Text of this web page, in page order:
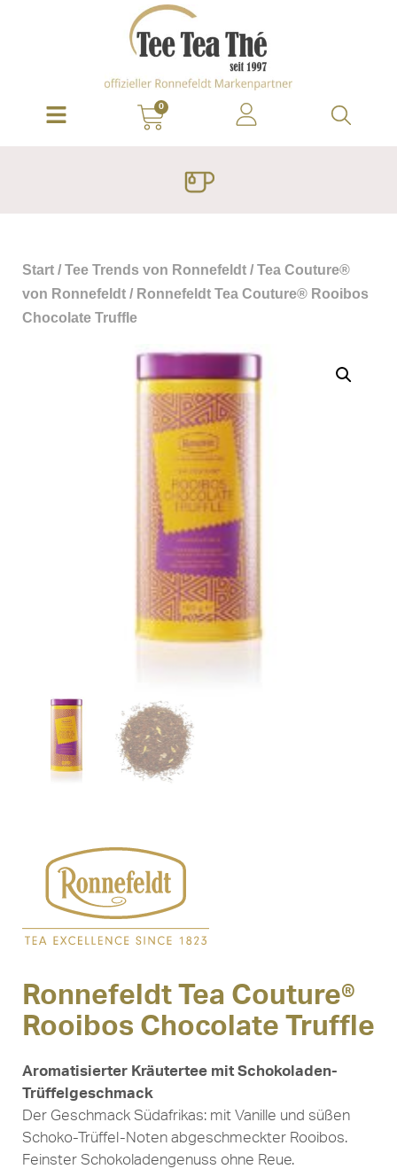
0
Start / Tee Trends von Ronnefeldt / Tea Couture®
von Ronnefeldt / Ronnefeldt Tea Couture® Rooibos
Chocolate Truffle
Ronnefeldt Tea Couture®
Rooibos Chocolate Truffle
Aromatisierter Kräutertee mit Schokoladen-
Trüffelgeschmack
Der Geschmack Südafrikas: mit Vanille und süßen
Schoko-Trüffel-Noten abgeschmeckter Rooibos.
Feinster Schokoladengenuss ohne Reue.